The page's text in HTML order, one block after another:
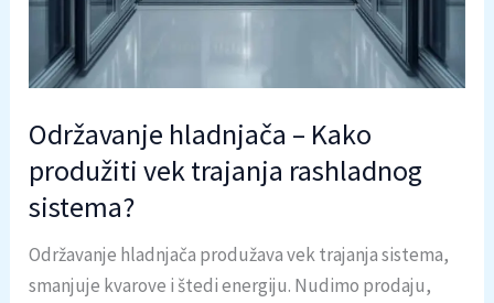
Održavanje hladnjača – Kako
produžiti vek trajanja rashladnog
sistema?
Održavanje hladnjača produžava vek trajanja sistema,
smanjuje kvarove i štedi energiju. Nudimo prodaju,